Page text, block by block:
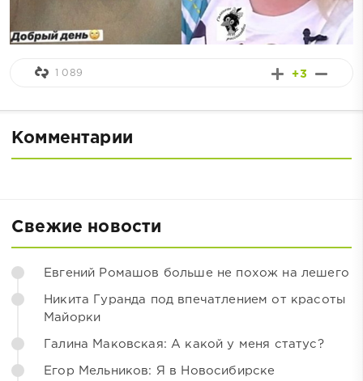
+3
1 089
Комментарии
Свежие новости
Евгений Ромашов больше не похож на лешего
Никита Гуранда под впечатлением от красоты
Майорки
Галина Маковская: А какой у меня статус?
Егор Мельников: Я в Новосибирске